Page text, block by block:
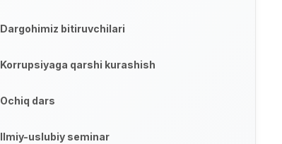
Dargohimiz bitiruvchilari
Korrupsiyaga qarshi kurashish
Ochiq dars
Ilmiy-uslubiy seminar